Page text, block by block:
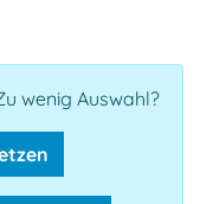
wenig Auswahl?